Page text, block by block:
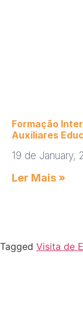
Formação
Auxiliares
19 de January,
Ler Mais »
Tagged Visita de